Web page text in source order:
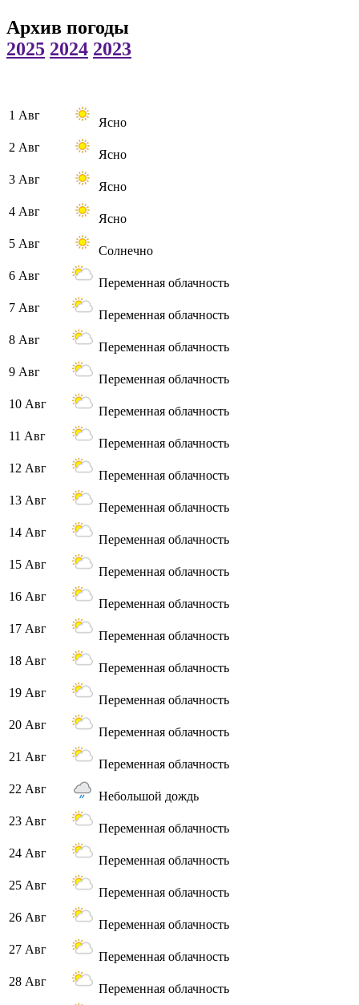
Архив погоды
2025 2024 2023
1 Авг
Ясно
2 Авг
Ясно
3 Авг
Ясно
4 Авг
Ясно
5 Авг
Солнечно
6 Авг
Переменная облачность
7 Авг
Переменная облачность
8 Авг
Переменная облачность
9 Авг
Переменная облачность
10 Авг
Переменная облачность
11 Авг
Переменная облачность
12 Авг
Переменная облачность
13 Авг
Переменная облачность
14 Авг
Переменная облачность
15 Авг
Переменная облачность
16 Авг
Переменная облачность
17 Авг
Переменная облачность
18 Авг
Переменная облачность
19 Авг
Переменная облачность
20 Авг
Переменная облачность
21 Авг
Переменная облачность
22 Авг
Небольшой дождь
23 Авг
Переменная облачность
24 Авг
Переменная облачность
25 Авг
Переменная облачность
26 Авг
Переменная облачность
27 Авг
Переменная облачность
28 Авг
Переменная облачность